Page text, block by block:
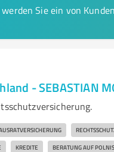
Sie ein von
- SEBASTIAN
KREDITE BERATUNG AUF